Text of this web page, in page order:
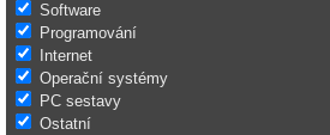
Software
Programování
Internet
Operační systémy
PC sestavy
Ostatní